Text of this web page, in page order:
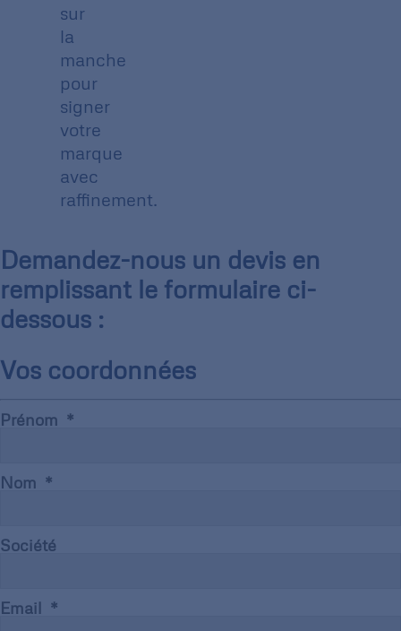
sur
la
manche
pour
signer
votre
marque
avec
raffinement.
Demandez-nous un devis en
remplissant le formulaire ci-
dessous :
Vos coordonnées
Prénom
Nom
Société
Email